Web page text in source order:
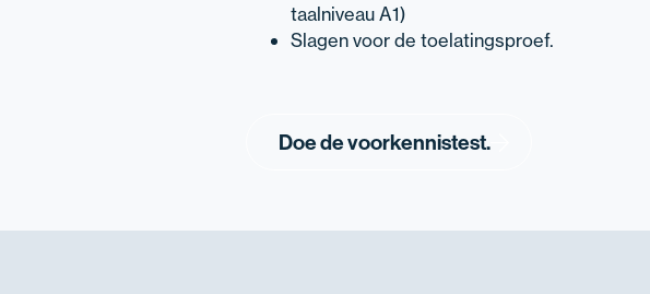
taalniveau A1)
Slagen voor de toelatingsproef.
Doe de voorkennistest.